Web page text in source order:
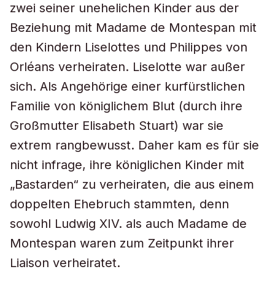
zwei seiner unehelichen Kinder aus der
Beziehung mit Madame de Montespan mit
den Kindern Liselottes und Philippes von
Orléans verheiraten. Liselotte war außer
sich. Als Angehörige einer kurfürstlichen
Familie von königlichem Blut (durch ihre
Großmutter Elisabeth Stuart) war sie
extrem rangbewusst. Daher kam es für sie
nicht infrage, ihre königlichen Kinder mit
„Bastarden“ zu verheiraten, die aus einem
doppelten Ehebruch stammten, denn
sowohl Ludwig XIV. als auch Madame de
Montespan waren zum Zeitpunkt ihrer
Liaison verheiratet.